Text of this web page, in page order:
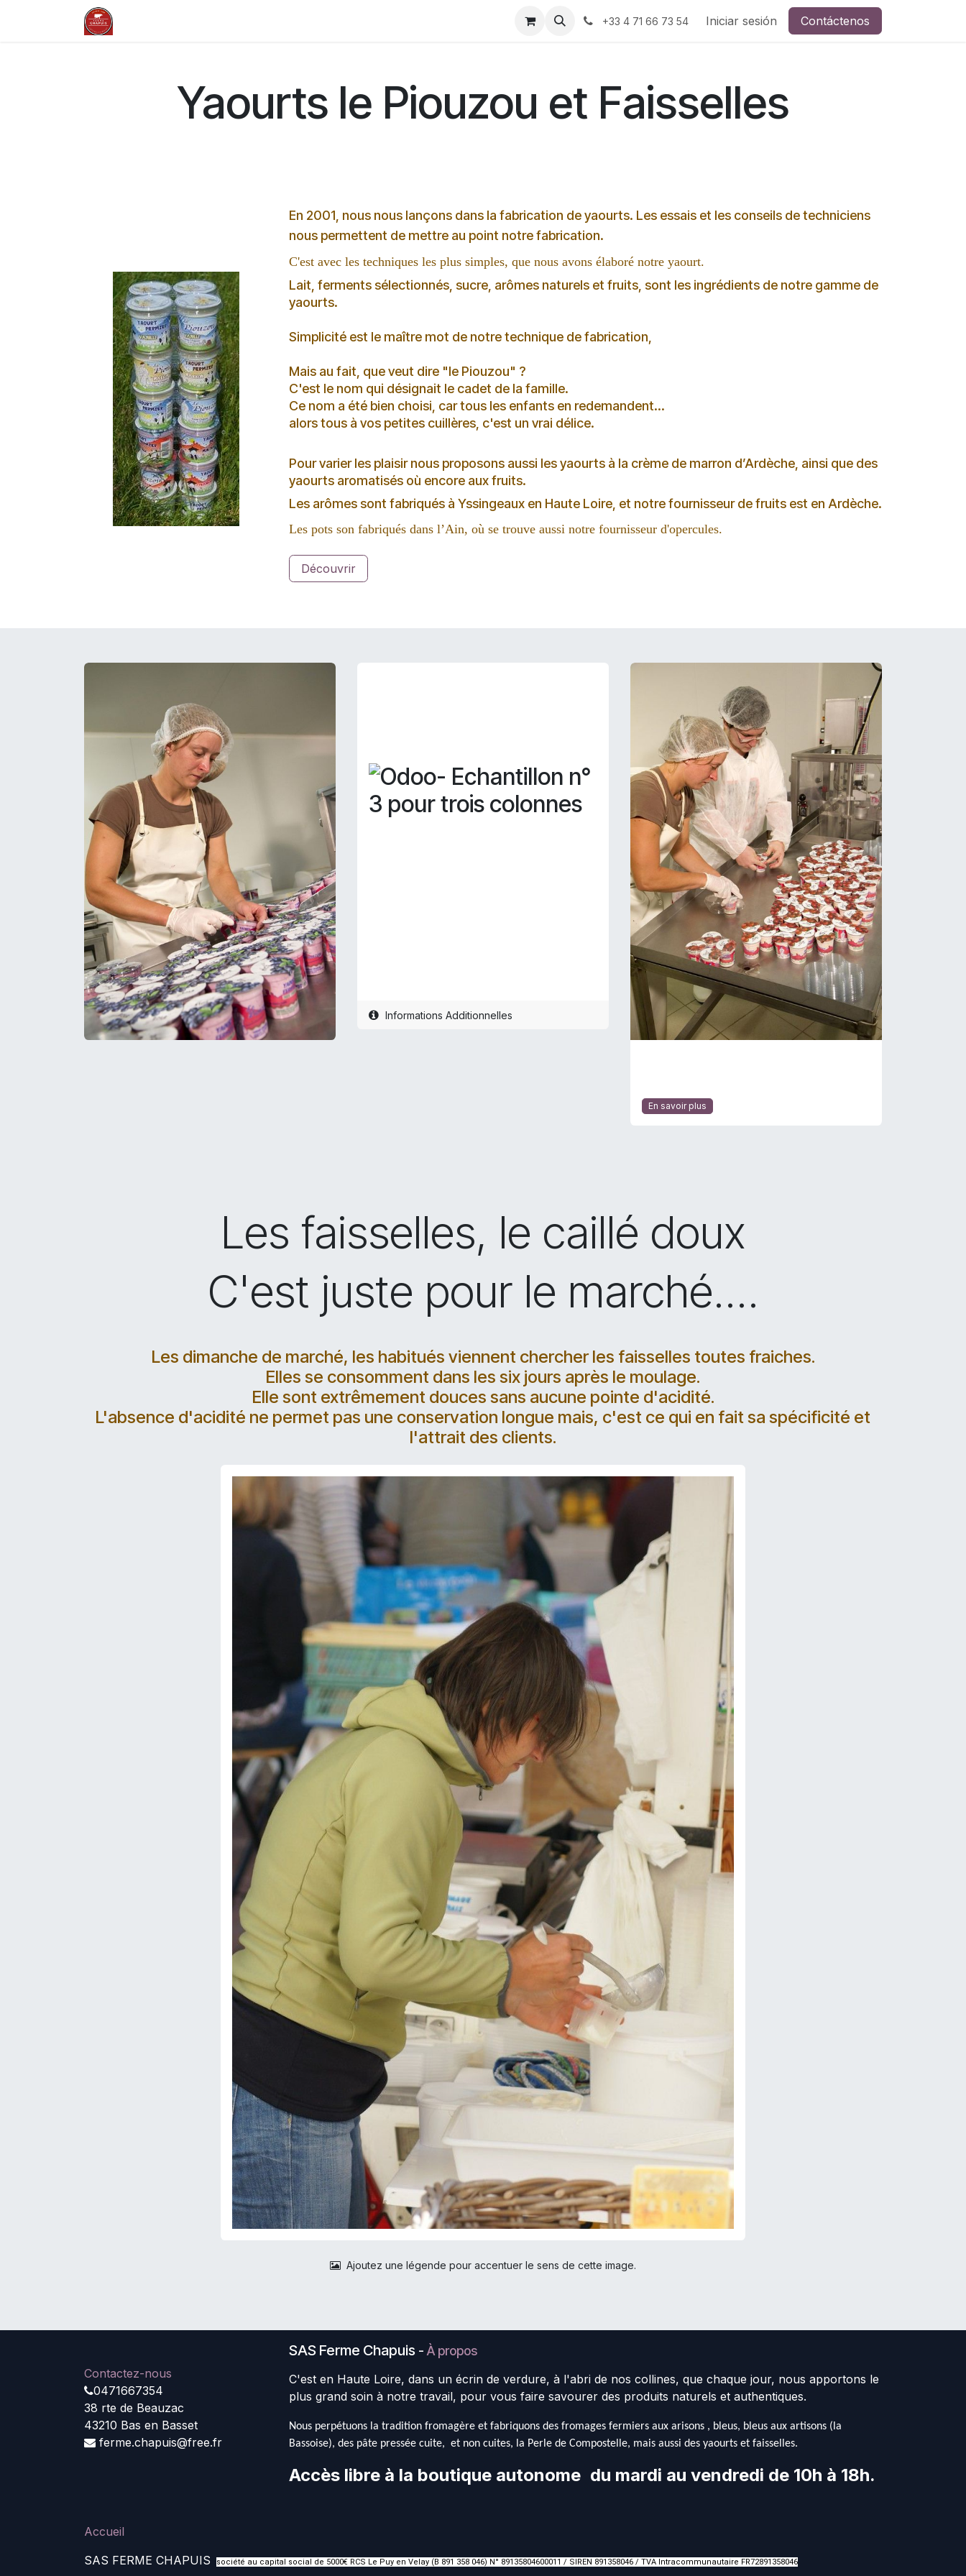
marchés hiver 2021 Contactez-nous La presse en parle visite-à-la-ferme
+33 4 71 66 73 54 Iniciar sesión Contáctenos
Yaourts le Piouzou et Faisselles
En 2001, nous nous lançons dans la fabrication de yaourts. Les essais et les conseils de techniciens
nous permettent de mettre au point notre fabrication.
C'est avec les techniques les plus simples, que nous avons élaboré notre yaourt.
Lait, ferments sélectionnés, sucre, arômes naturels et fruits, sont les ingrédients de notre gamme de
yaourts.
Simplicité est le maître mot de notre technique de fabrication,
Mais au fait, que veut dire "le Piouzou" ?
C'est le nom qui désignait le cadet de la famille.
Ce nom a été bien choisi, car tous les enfants en redemandent...
alors tous à vos petites cuillères, c'est un vrai délice.
Pour varier les plaisir nous proposons aussi les yaourts à la crème de marron d’Ardèche, ainsi que des
yaourts aromatisés où encore aux fruits.
Les arômes sont fabriqués à Yssingeaux en Haute Loire, et notre fournisseur de fruits est en Ardèche.
Les pots son fabriqués dans l’Ain, où se trouve aussi notre fournisseur d'opercules.
Découvrir
Informations Additionnelles
En savoir plus
Les faisselles, le caillé doux
C'est juste pour le marché....
Les dimanche de marché, les habitués viennent chercher les faisselles toutes fraiches.
Elles se consomment dans les six jours après le moulage.
Elle sont extrêmement douces sans aucune pointe d'acidité.
L'absence d'acidité ne permet pas une conservation longue mais, c'est ce qui en fait sa spécificité et
l'attrait des clients.
Ajoutez une légende pour accentuer le sens de cette image.
Contactez-nous
0471667354
38 rte de Beauzac
43210 Bas en Basset
ferme.chapuis@free.fr
SAS Ferme Chapuis - À propos
C'est en Haute Loire, dans un écrin de verdure, à l'abri de nos collines, que chaque jour, nous apportons le
plus grand soin à notre travail, pour vous faire savourer des produits naturels et authentiques.
Nous perpétuons la tradition fromagère et fabriquons des fromages fermiers aux arisons , bleus, bleus aux artisons (la
Bassoise), des pâte pressée cuite, et non cuites, la Perle de Compostelle, mais aussi des yaourts et faisselles.
Accès libre à la boutique autonome du mardi au vendredi de 10h à 18h.
Accueil
SAS FERME CHAPUIS
société au capital social de 5000€ RCS Le Puy en Velay (B 891 358 046) N° 89135804600011 / SIREN 891358046 / TVA Intracommunautaire FR72891358046